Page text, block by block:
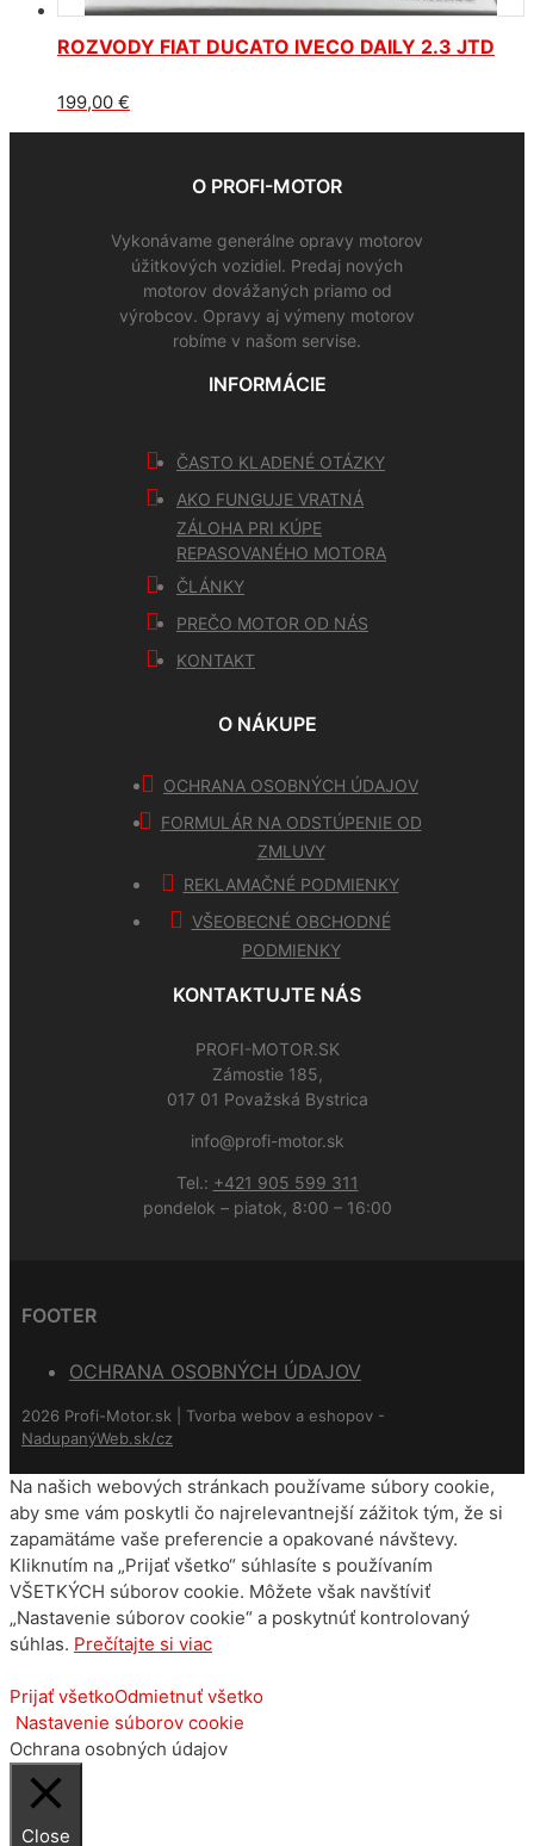
ROZVODY FIAT DUCATO IVECO DAILY 2.3 JTD
199,00 €
O PROFI-MOTOR
Vykonávame generálne opravy motorov
úžitkových vozidiel. Predaj nových
motorov dovážaných priamo od
výrobcov. Opravy aj výmeny motorov
robíme v našom servise.
INFORMÁCIE
ČASTO KLADENÉ OTÁZKY
AKO FUNGUJE VRATNÁ
ZÁLOHA PRI KÚPE
REPASOVANÉHO MOTORA
ČLÁNKY
PREČO MOTOR OD NÁS
KONTAKT
O NÁKUPE
OCHRANA OSOBNÝCH ÚDAJOV
FORMULÁR NA ODSTÚPENIE OD
ZMLUVY
REKLAMAČNÉ PODMIENKY
VŠEOBECNÉ OBCHODNÉ
PODMIENKY
KONTAKTUJTE NÁS
PROFI-MOTOR.SK
Zámostie 185,
017 01 Považská Bystrica
info@profi-motor.sk
Tel.: +421 905 599 311
pondelok – piatok, 8:00 – 16:00
FOOTER
OCHRANA OSOBNÝCH ÚDAJOV
2026 Profi-Motor.sk | Tvorba webov a eshopov -
NadupanýWeb.sk/cz
Na našich webových stránkach používame súbory cookie,
aby sme vám poskytli čo najrelevantnejší zážitok tým, že si
zapamätáme vaše preferencie a opakované návštevy.
Kliknutím na „Prijať všetko“ súhlasíte s používaním
VŠETKÝCH súborov cookie. Môžete však navštíviť
„Nastavenie súborov cookie“ a poskytnúť kontrolovaný
súhlas. Prečítajte si viac
Prijať všetkoOdmietnuť všetko
Nastavenie súborov cookie
Ochrana osobných údajov
Close